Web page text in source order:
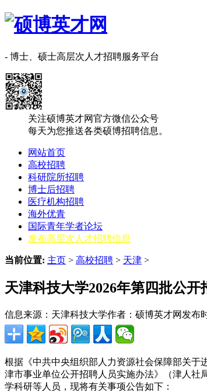
- 博士、硕士高层次人才招聘服务平台
关注硕博英才网官方微信公众号
每天为您推送各类硕博招聘信息。
网站首页
高校招聘
科研院所招聘
博士后招聘
医疗机构招聘
海外优青
国际青年学者论坛
发布高层次人才招聘信息
当前位置: 主页 > 高校招聘 > 天津 >
天津科技大学2026年第四批公
信息来源：天津科技大学作者：硕博英才网 发布
根据《中共中央组织部人力资源社会保障部关于
津市事业单位公开招聘人员实施办法》（津人社
学科研等人员，现将有关事项公告如下：